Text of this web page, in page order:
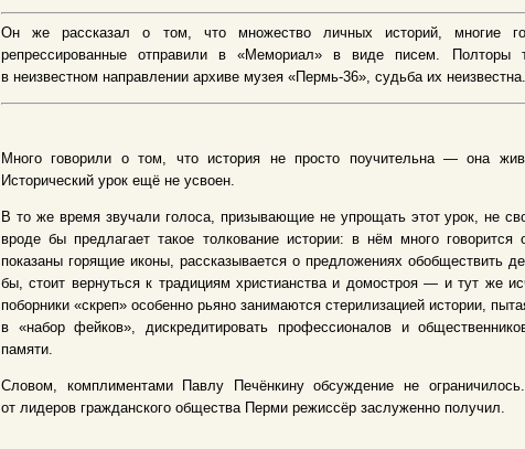
Он же рассказал о том, что множество личных историй, многие
репрессированные отправили в «Мемориал» в виде писем. Полторы
в неизвестном направлении архиве музея «Пермь-36», судьба их неизвестна.
Много говорили о том, что история не просто поучительна — она
Исторический урок ещё не усвоен.
В то же время звучали голоса, призывающие не упрощать этот урок, не
вроде бы предлагает такое толкование истории: в нём много
показаны горящие иконы, рассказывается о предложениях обобществить
бы, стоит вернуться к традициям христианства и домостроя — и тут же
поборники «скреп» особенно рьяно занимаются стерилизацией истории,
в «набор фейков», дискредитировать профессионалов и
памяти.
Словом, комплиментами Павлу Печёнкину обсуждение не
от лидеров гражданского общества Перми режиссёр заслуженно получил.